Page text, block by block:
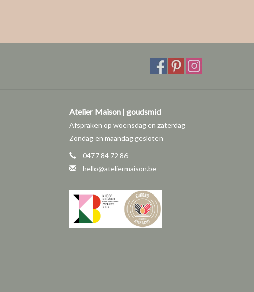
Atelier Maison | goudsmid
Afspraken op woensdag en zaterdag
Zondag en maandag gesloten
0477 84 72 86
hello@ateliermaison.be